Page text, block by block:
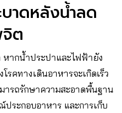
าดหลังน้ำลด
ต
หากน้ำประปาและไฟฟ้ายัง
รคทางเดินอาหารจะเกิดเร็ว
ารถรักษาความสะอาดพื้นฐาน
ระกอบอาหาร และการเก็บ